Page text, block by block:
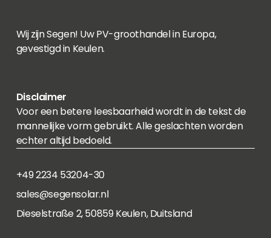
Wij zijn Segen! Uw PV-groothandel in Europa,
gevestigd in Keulen.
Disclaimer
Voor een betere leesbaarheid wordt in de tekst de
mannelijke vorm gebruikt. Alle geslachten worden
echter altijd bedoeld.
+49 2234 53204-30
sales@segensolar.nl
Dieselstraße 2, 50859 Keulen, Duitsland